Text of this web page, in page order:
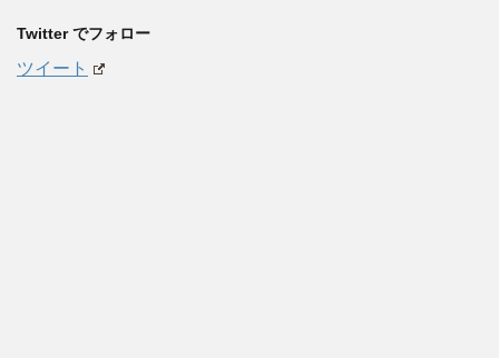
Twitter でフォロー
ツイート